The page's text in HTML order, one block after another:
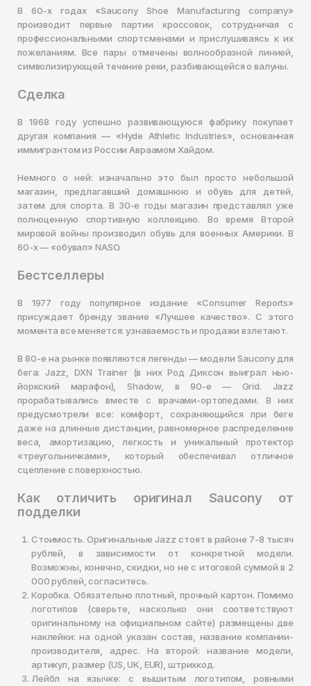
В 60-х годах «Saucony Shoe Manufacturing company»
производит первые партии кроссовок, сотрудничая с
профессиональными спортсменами и прислушиваясь к их
пожеланиям. Все пары отмечены волнообразной линией,
символизирующей течение реки, разбивающейся о валуны.
Сделка
В 1968 году успешно развивающуюся фабрику покупает
другая компания — «Hyde Athletic Industries», основанная
иммигрантом из России Авраамом Хайдом.
Немного о ней: изначально это был просто небольшой
магазин, предлагавший домашнюю и обувь для детей,
затем для спорта. В 30-е годы магазин представлял уже
полноценную спортивную коллекцию. Во время Второй
мировой войны производил обувь для военных Америки. В
60-х — «обувал» NASO.
Бестселлеры
В 1977 году популярное издание «Consumer Reports»
присуждает бренду звание «Лучшее качество». С этого
момента все меняется: узнаваемость и продажи взлетают.
В 80-е на рынке появляются легенды — модели Saucony для
бега: Jazz, DXN Trainer (в них Род Диксон выиграл нью-
йоркский марафон), Shadow, в 90-е — Grid. Jazz
прорабатывались вместе с врачами-ортопедами. В них
предусмотрели все: комфорт, сохраняющийся при беге
даже на длинные дистанции, равномерное распределение
веса, амортизацию, легкость и уникальный протектор
«треугольничками», который обеспечивал отличное
сцепление с поверхностью.
Как отличить оригинал Saucony от
подделки
Стоимость. Оригинальные Jazz стоят в районе 7-8 тысяч
рублей, в зависимости от конкретной модели.
Возможны, конечно, скидки, но не с итоговой суммой в 2
000 рублей, согласитесь.
Коробка. Обязательно плотный, прочный картон. Помимо
логотипов (сверьте, насколько они соответствуют
оригинальному на официальном сайте) размещены две
наклейки: на одной указан состав, название компании-
производителя, адрес. На второй: название модели,
артикул, размер (US, UK, EUR), штрихкод.
Лейбл на язычке: с вышитым логотипом, ровными